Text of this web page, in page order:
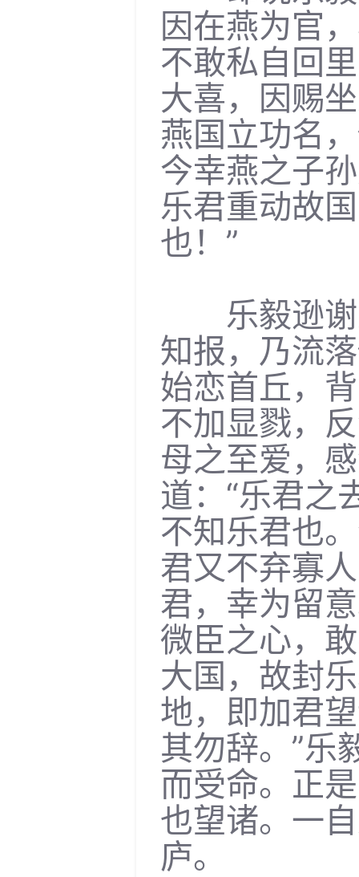
因在燕为官
不敢私自回
大喜，因赐
燕国立功名
今幸燕之子
乐君重动故
也！”
乐毅逊谢
知报，乃流
始恋首丘，
不加显戮，
母之至爱，
道：“乐君之
不知乐君也
君又不弃寡
君，幸为留
微臣之心，
大国，故封
地，即加君
其勿辞。”乐
而受命。正
也望诸。一
庐。